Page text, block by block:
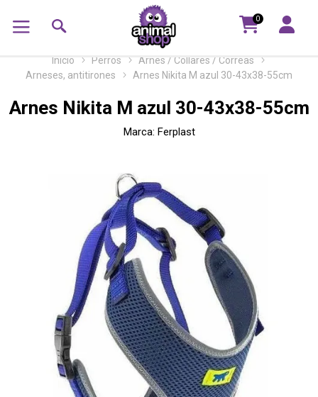
0
Inicio Perros
Arnés / Collares / Correas
Arneses, antitirones
Arnes Nikita M azul 30-43x38-55cm
Arnes Nikita M azul 30-43x38-55cm
Marca: Ferplast